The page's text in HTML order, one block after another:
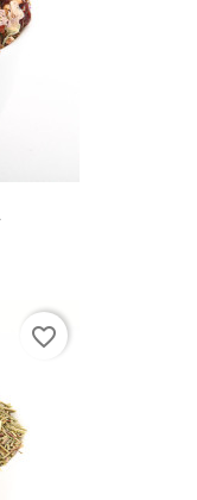
favorite_border